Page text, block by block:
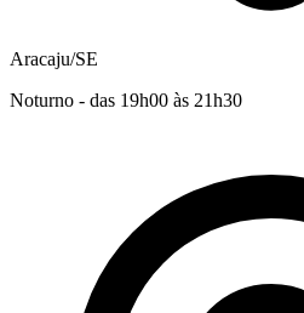
Aracaju/SE
Noturno - das 19h00 às 21h30